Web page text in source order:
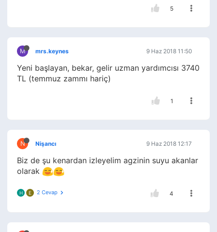
5
M mrs.keynes 9 Haz 2018 11:50
Yeni başlayan, bekar, gelir uzman yardımcısı 3740
TL (temmuz zammı hariç)
1
N Nişancı 9 Haz 2018 12:17
Biz de şu kenardan izleyelim agzinin suyu akanlar
olarak
H E 2 Cevap 4